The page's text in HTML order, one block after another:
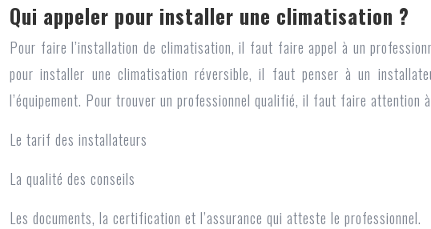
Qui appeler pour installer une climatisation ?
Pour fairel’installation de climatisation, il faut faire appel à un
pour installer une climatisation réversible, il faut penser à un
l’équipement. Pour trouver un professionnel qualifié, il faut faire attention
Le tarif des installateurs
La qualité des conseils
Les documents, la certification et l’assurance qui atteste le professionnel.